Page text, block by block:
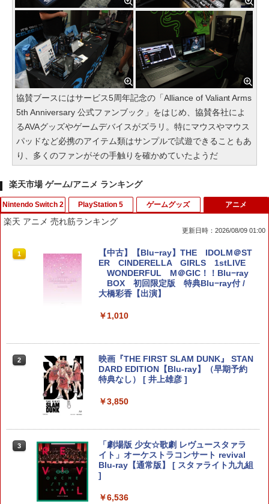
協賛ブースにはサービス5周年記念の「Alliance of Valiant Arms
5th Anniversary 公式ファンブック」をはじめ、協賛各社によ
るAVAグッズやゲームデバイスがズラリ。特にマウスやマウス
パッドなど必携のアイテム類はサンプルで試遊できることもあ
り、多くのファンがその手触りを確かめていたようだ
楽天市場 ゲーム/アニメ ランキング
Nintendo Switch 2
1
【10倍ポイント】Nintendo Switch 2 収
納 ケース スイッチ 2 収納バッグ 防塵 防
汚 耐衝撃 全面保護型 大容量 ゲームカー
ド 小物収納可 持ち運び便利
リップホルダー 2個セット スイッチ2 ジ
ョイコン コントローラー用 軽量 持ちや
すい 握りやすい 携帯便利
￥1,450
3
Nintendo Switch 2 Proコントローラー
用ポーチ ブラック
￥1,908
PlayStation 5
1
鬼エイム 指サック ゲーム スマホ ゲーミ
ング FPS 音ゲー 荒野行動 PUBG Apex
CoD 高感度 銀繊維 手汗対策 鬼サック 6
個入り
置き スタンド 転倒防止 地震対策 傷付き
防止 放熱改善 簡単取り付け Ps5 Slim/P
s5 Pro/Ps5 対応 プレイステーション5 P
【中古】龍が如く 維新！ 極ソフト:プレ
イステーション5ソフト／アクション・
ゲーム
￥2,010
ゲームグッズ アニメ
楽天 アニメ 売れ筋ランキング
更新日時：2026/08/09 01:00
1
【中古】【Blu−ray】THE IDOLM＠ST
ER CINDERELLA GIRLS 1stLIVE
WONDERFUL M＠GIC！！Blu−ray
BOX 初回限定版 特典Blu−ray付 /
大橋彩香【出演】
￥1,010
2
映画『THE FIRST SLAM DUNK』 STAN
DARD EDITION【Blu-ray】（早期予約
特典なし） [ 井上雄彦 ]
￥3,850
3
「劇場版 少女☆歌劇 レヴュースタァラ
イト」オーケストラコンサート revival
Blu-ray【通常版】 [ スタァライト九九組
]
￥6,536